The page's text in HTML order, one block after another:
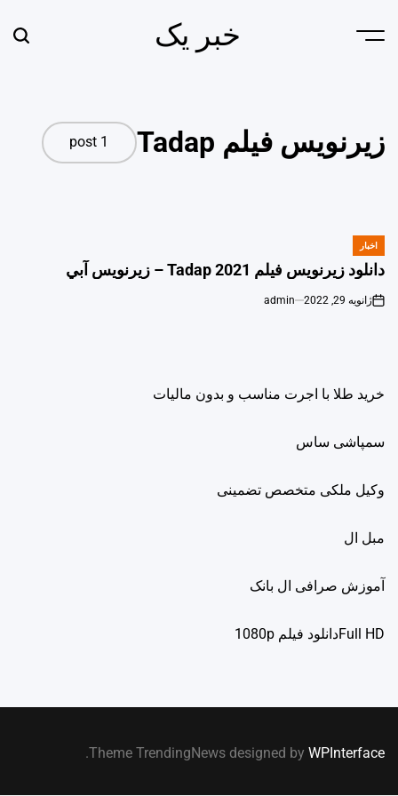
Menu خبر یک
زیرنویس فیلم Tadap 1 post
POSTED
اخبار
دانلود زیرنویس فیلم Tadap 2021 – زيرنويس آبي
ژانویه 29, 2022 admin
خرید طلا با اجرت مناسب و بدون مالیات
سمپاشی ساس
وکیل ملکی متخصص تضمینی
مبل ال
آموزش صرافی ال بانک
Full HDدانلود فيلم 1080p
Theme TrendingNews designed by WPInterface
.